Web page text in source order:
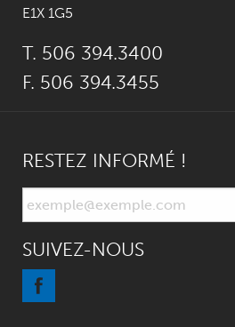
E1X 1G5
T. 506 394.3400
F. 506 394.3455
RESTEZ INFORMÉ !
SUIVEZ-NOUS